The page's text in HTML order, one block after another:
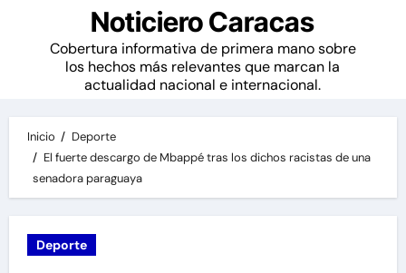
Noticiero Caracas
Cobertura informativa de primera mano sobre
los hechos más relevantes que marcan la
actualidad nacional e internacional.
Inicio
Deporte
El fuerte descargo de Mbappé tras los dichos racistas de una
senadora paraguaya
Deporte